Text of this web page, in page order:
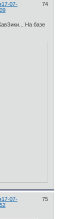
74
17-07-
На базе
75
17-07-